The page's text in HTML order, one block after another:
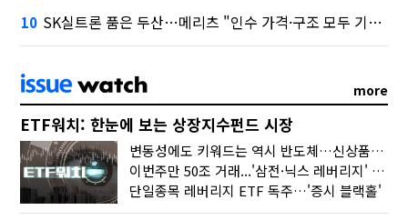
10 SK실트론 품은 두산…메리츠 "인수 가격·구조 모두 기대 이상"
more
ETF워치: 한눈에 보는 상장지수펀드 시장
변동성에도 키워드는 역시 반도체…신상품은 우주·방산
이번주만 50조 거래...'삼전·닉스 레버리지' 수익률은 -30%
단일종목 레버리지 ETF 독주…'증시 블랙홀'